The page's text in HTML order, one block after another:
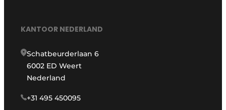
KANTOOR NEDERLAND
Schatbeurderlaan 6
6002 ED Weert
Nederland
+31 495 450095